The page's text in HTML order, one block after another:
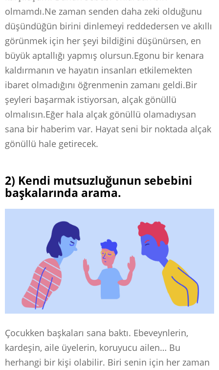
olmamdı.Ne zaman senden daha zeki olduğunu
düşündüğün birini dinlemeyi reddedersen ve akıllı
görünmek için her şeyi bildiğini düşünürsen, en
büyük aptallığı yapmış olursun.Egonu bir kenara
kaldırmanın ve hayatın insanları etkilemekten
ibaret olmadığını öğrenmenin zamanı geldi.Bir
şeyleri başarmak istiyorsan, alçak gönüllü
olmalısın.Eğer hala alçak gönüllü olamadıysan
sana bir haberim var. Hayat seni bir noktada alçak
gönüllü hale getirecek.
2) Kendi mutsuzluğunun sebebini
başkalarında arama.
Çocukken başkaları sana baktı. Ebeveynlerin,
kardeşin, aile üyelerin, koruyucu ailen… Bu
herhangi bir kişi olabilir. Biri senin için her zaman